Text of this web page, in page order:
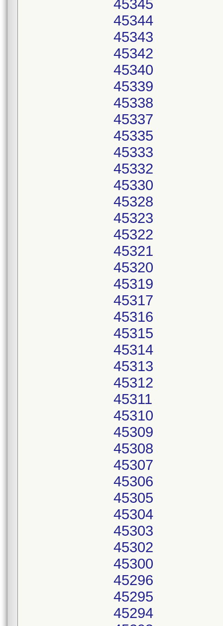
45345
45344
45343
45342
45340
45339
45338
45337
45335
45333
45332
45330
45328
45323
45322
45321
45320
45319
45317
45316
45315
45314
45313
45312
45311
45310
45309
45308
45307
45306
45305
45304
45303
45302
45300
45296
45295
45294